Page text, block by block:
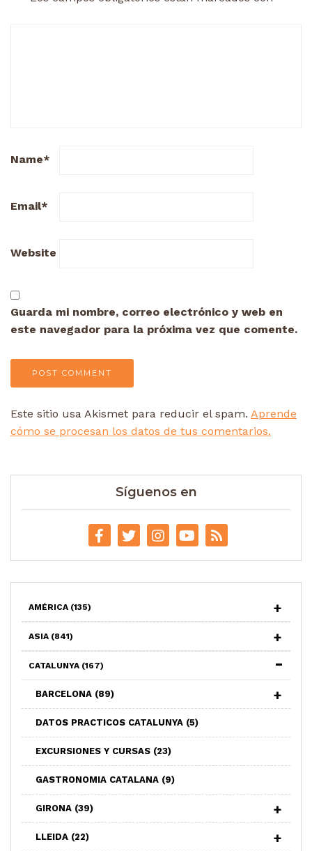
Name*
Email*
Website
Guarda mi nombre, correo electrónico y web en
este navegador para la próxima vez que comente.
Este sitio usa Akismet para reducir el spam. Aprende
cómo se procesan los datos de tus comentarios.
Síguenos en
AMÉRICA (135)
ASIA (841)
CATALUNYA (167)
BARCELONA (89)
DATOS PRACTICOS CATALUNYA (5)
EXCURSIONES Y CURSAS (23)
GASTRONOMIA CATALANA (9)
GIRONA (39)
LLEIDA (22)